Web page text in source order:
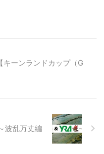
キーンランドカップ（G
波乱万丈編